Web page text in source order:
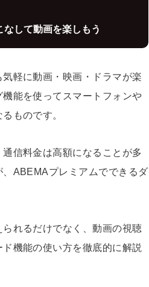
して動画を楽しもう
軽に動画・映画・ドラマが楽
能を使ってスマートフォンや
ものです。
信料金は高額になることが多
ABEMAプレミアムでできるダ
れるだけでなく、動画の視聴
機能の使い方を徹底的に解説